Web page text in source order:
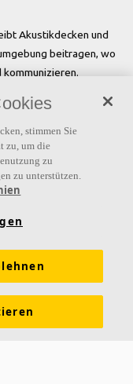
Akustikdecken und
beitragen, wo
kommunizieren.
Broschüren
& Services
stimmen Sie
zu, um die
zu
zu unterstützen.